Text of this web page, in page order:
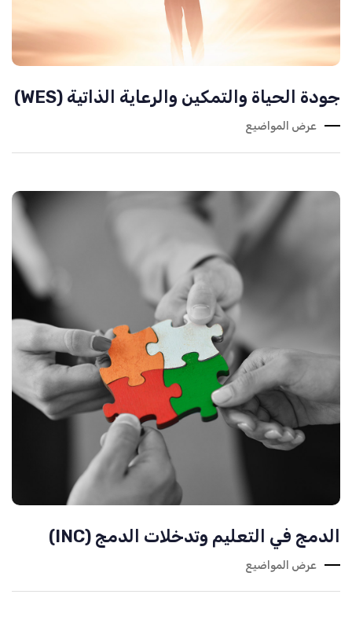
جودة الحياة والتمكين والرعاية الذاتية (WES)
عرض المواضيع
الدمج في التعليم وتدخلات الدمج (INC)
عرض المواضيع